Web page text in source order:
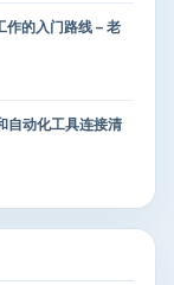
的入门路线 – 老
自动化工具连接清